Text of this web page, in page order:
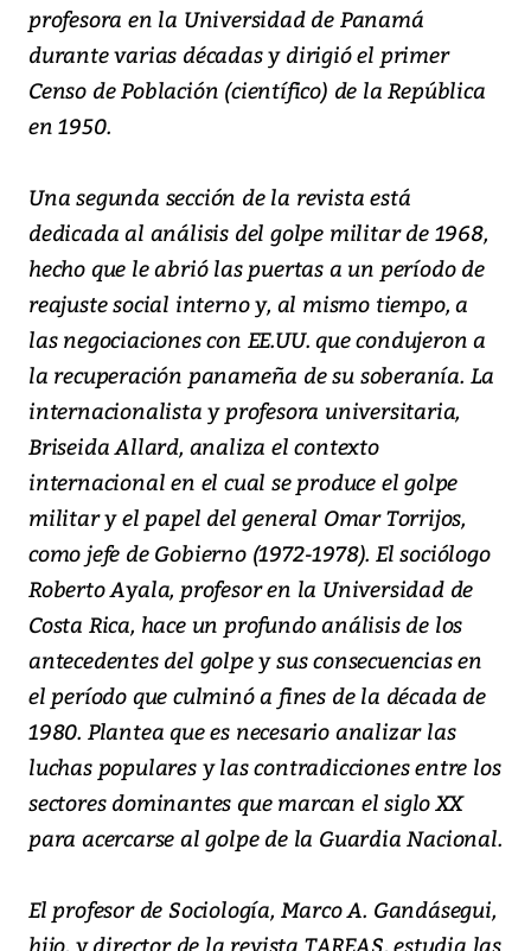
profesora en la Universidad de Panamá
durante varias décadas y dirigió el primer
Censo de Población (científico) de la República
en 1950.
Una segunda sección de la revista está
dedicada al análisis del golpe militar de 1968,
hecho que le abrió las puertas a un período de
reajuste social interno y, al mismo tiempo, a
las negociaciones con EE.UU. que condujeron a
la recuperación panameña de su soberanía. La
internacionalista y profesora universitaria,
Briseida Allard, analiza el contexto
internacional en el cual se produce el golpe
militar y el papel del general Omar Torrijos,
como jefe de Gobierno (1972-1978). El sociólogo
Roberto Ayala, profesor en la Universidad de
Costa Rica, hace un profundo análisis de los
antecedentes del golpe y sus consecuencias en
el período que culminó a fines de la década de
1980. Plantea que es necesario analizar las
luchas populares y las contradicciones entre los
sectores dominantes que marcan el siglo XX
para acercarse al golpe de la Guardia Nacional.
El profesor de Sociología, Marco A. Gandásegui,
hijo, y director de la revista TAREAS, estudia las